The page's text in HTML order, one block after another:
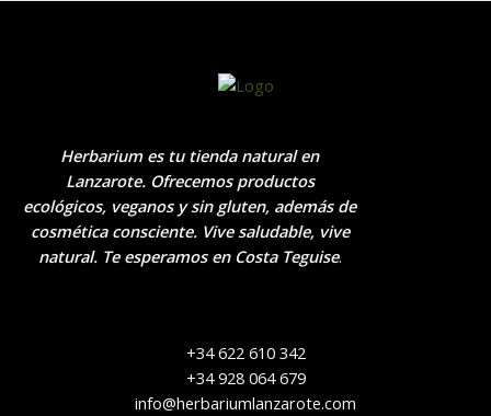
Herbarium es tu tienda natural en
Lanzarote. Ofrecemos productos
ecológicos, veganos y sin gluten, además de
cosmética consciente. Vive saludable, vive
natural. Te esperamos en Costa Teguise.
+34 622 610 342
+34 928 064 679
info@herbariumlanzarote.com